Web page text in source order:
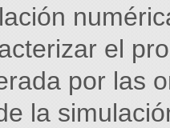
el
por las
la